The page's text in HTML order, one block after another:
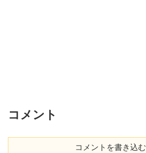
コメント
コメントを書き込む